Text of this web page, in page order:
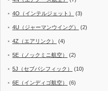
4O（インテルジェット） (3)
4U（ジャーマンウイング） (2)
4Z（エアリンク） (4)
5E（ノックミニ航空） (2)
5J（セブパシフィック） (10)
6E（インディゴ航空） (6)